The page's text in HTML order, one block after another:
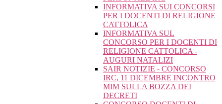
INFORMATIVA SUI CONCORSI
PER I DOCENTI DI RELIGIONE
CATTOLICA
INFORMATIVA SUL
CONCORSO PER I DOCENTI DI
RELIGIONE CATTOLICA -
AUGURI NATALIZI
SAIR NOTIZIE - CONCORSO
IRC, 11 DICEMBRE INCONTRO
MIM SULLA BOZZA DEI
DECRETI